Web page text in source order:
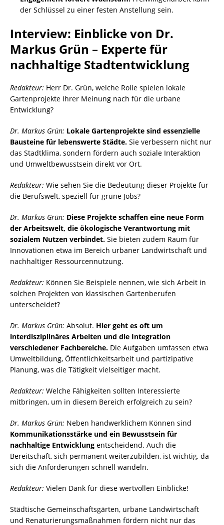
der Schlüssel zu einer festen Anstellung sein.
Interview: Einblicke von Dr.
Markus Grün – Experte für
nachhaltige Stadtentwicklung
Redakteur: Herr Dr. Grün, welche Rolle spielen lokale
Gartenprojekte Ihrer Meinung nach für die urbane
Entwicklung?
Dr. Markus Grün: Lokale Gartenprojekte sind essenzielle
Bausteine für lebenswerte Städte. Sie verbessern nicht nur
das Stadtklima, sondern fördern auch soziale Interaktion
und Umweltbewusstsein direkt vor Ort.
Redakteur: Wie sehen Sie die Bedeutung dieser Projekte für
die Berufswelt, speziell für grüne Jobs?
Dr. Markus Grün: Diese Projekte schaffen eine neue Form
der Arbeitswelt, die ökologische Verantwortung mit
sozialem Nutzen verbindet. Sie bieten zudem Raum für
Innovationen etwa im Bereich urbaner Landwirtschaft und
nachhaltiger Ressourcennutzung.
Redakteur: Können Sie Beispiele nennen, wie sich Arbeit in
solchen Projekten von klassischen Gartenberufen
unterscheidet?
Dr. Markus Grün: Absolut. Hier geht es oft um
interdisziplinäres Arbeiten und die Integration
verschiedener Fachbereiche. Die Aufgaben umfassen etwa
Umweltbildung, Öffentlichkeitsarbeit und partizipative
Planung, was die Tätigkeit vielseitiger macht.
Redakteur: Welche Fähigkeiten sollten Interessierte
mitbringen, um in diesem Bereich erfolgreich zu sein?
Dr. Markus Grün: Neben handwerklichem Können sind
Kommunikationsstärke und ein Bewusstsein für
nachhaltige Entwicklung entscheidend. Auch die
Bereitschaft, sich permanent weiterzubilden, ist wichtig, da
sich die Anforderungen schnell wandeln.
Redakteur: Vielen Dank für diese wertvollen Einblicke!
Städtische Gemeinschaftsgärten, urbane Landwirtschaft
und Renaturierungsmaßnahmen fördern nicht nur das